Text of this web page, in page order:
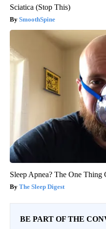
Sciatica (Stop This)
SmoothSpine
Sleep Apnea? The One
The Sleep Digest
BE PART OF THE